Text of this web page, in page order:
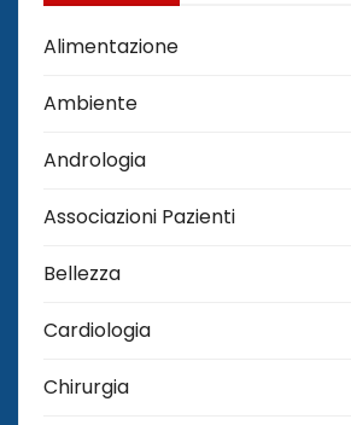
Alimentazione
Ambiente
Andrologia
Associazioni Pazienti
Bellezza
Cardiologia
Chirurgia